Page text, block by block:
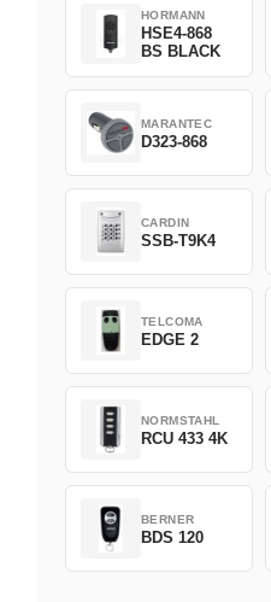
HORMANN
HSE4-868
BS BLACK
MARANTEC
D323-868
CARDIN
SSB-T9K4
TELCOMA
EDGE 2
NORMSTAHL
RCU 433 4K
BERNER
BDS 120